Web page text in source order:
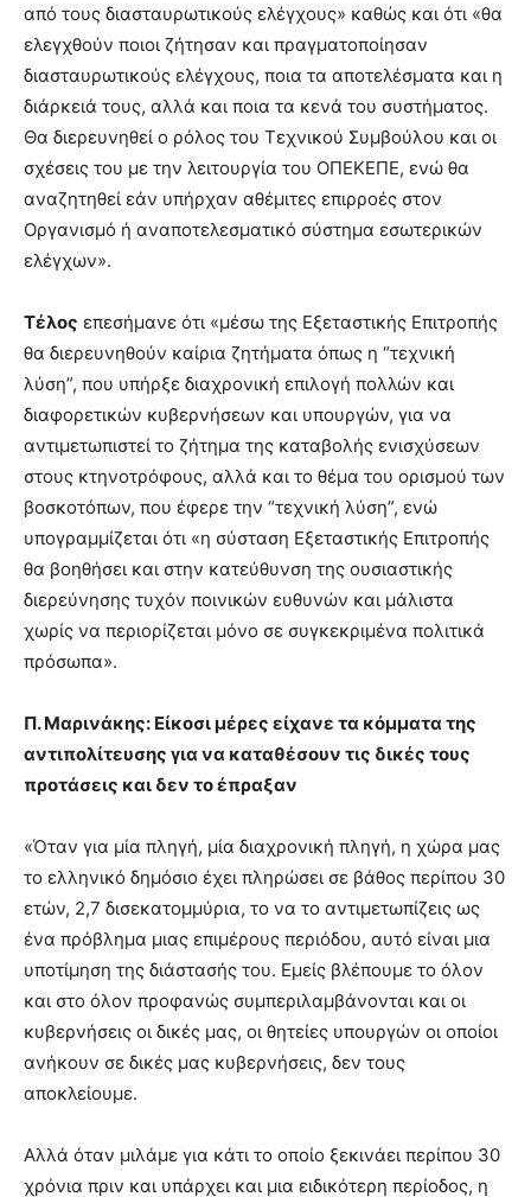
από τους διασταυρωτικούς ελέγχους» καθώς και ότι «θα
ελεγχθούν ποιοι ζήτησαν και πραγματοποίησαν
διασταυρωτικούς ελέγχους, ποια τα αποτελέσματα και η
διάρκειά τους, αλλά και ποια τα κενά του συστήματος.
Θα διερευνηθεί ο ρόλος του Τεχνικού Συμβούλου και οι
σχέσεις του με την λειτουργία του ΟΠΕΚΕΠΕ, ενώ θα
αναζητηθεί εάν υπήρχαν αθέμιτες επιρροές στον
Οργανισμό ή αναποτελεσματικό σύστημα εσωτερικών
ελέγχων».
Τέλος επεσήμανε ότι «μέσω της Εξεταστικής Επιτροπής
θα διερευνηθούν καίρια ζητήματα όπως η “τεχνική
λύση”, που υπήρξε διαχρονική επιλογή πολλών και
διαφορετικών κυβερνήσεων και υπουργών, για να
αντιμετωπιστεί το ζήτημα της καταβολής ενισχύσεων
στους κτηνοτρόφους, αλλά και το θέμα του ορισμού των
βοσκοτόπων, που έφερε την “τεχνική λύση”, ενώ
υπογραμμίζεται ότι «η σύσταση Εξεταστικής Επιτροπής
θα βοηθήσει και στην κατεύθυνση της ουσιαστικής
διερεύνησης τυχόν ποινικών ευθυνών και μάλιστα
χωρίς να περιορίζεται μόνο σε συγκεκριμένα πολιτικά
πρόσωπα».
Π. Μαρινάκης: Είκοσι μέρες είχανε τα κόμματα της
αντιπολίτευσης για να καταθέσουν τις δικές τους
προτάσεις και δεν το έπραξαν
«Όταν για μία πληγή, μία διαχρονική πληγή, η χώρα μας
το ελληνικό δημόσιο έχει πληρώσει σε βάθος περίπου 30
ετών, 2,7 δισεκατομμύρια, το να το αντιμετωπίζεις ως
ένα πρόβλημα μιας επιμέρους περιόδου, αυτό είναι μια
υποτίμηση της διάστασής του. Εμείς βλέπουμε το όλον
και στο όλον προφανώς συμπεριλαμβάνονται και οι
κυβερνήσεις οι δικές μας, οι θητείες υπουργών οι οποίοι
ανήκουν σε δικές μας κυβερνήσεις, δεν τους
αποκλείουμε.
Αλλά όταν μιλάμε για κάτι το οποίο ξεκινάει περίπου 30
χρόνια πριν και υπάρχει και μια ειδικότερη περίοδος, η